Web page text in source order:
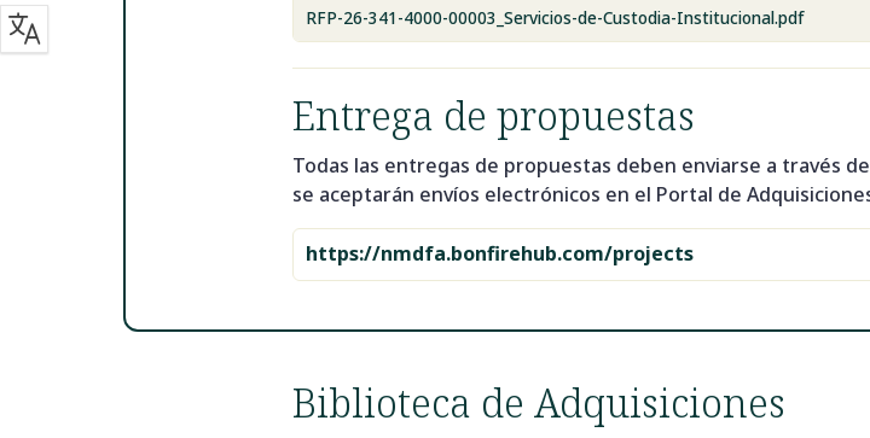
RFP-26-341-4000-00003_Servicios-de-Custodia-Institucional.pdf
Entrega de propuestas
Todas las entregas de propuestas deben enviarse a través
se aceptarán envíos electrónicos en el Portal de
https://nmdfa.bonfirehub.com/projects
Biblioteca de Adquisiciones